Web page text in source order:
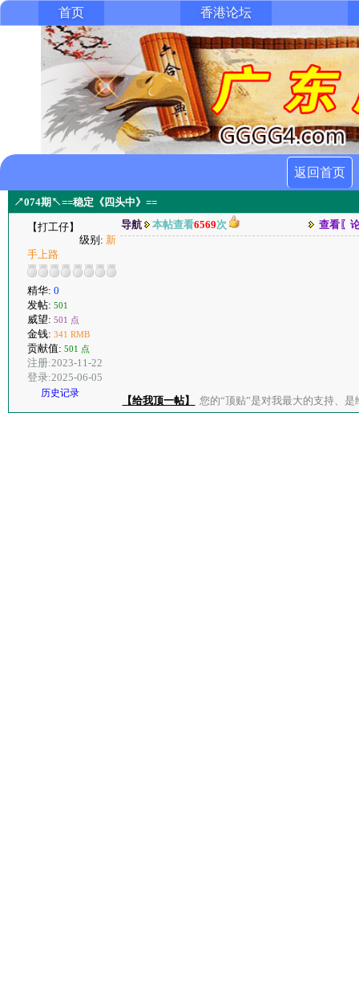
首页 香港论坛
返回首页
↗074期↖==稳定《四头中》==
【打工仔】
级别: 新
手上路
精华: 0
发帖: 501
威望: 501 点
金钱: 341 RMB
贡献值: 501 点
注册:2023-11-22
登录:2025-06-05
历史记录
导航 本帖查看6569次 查看〖
【给我顶一帖】 您的“顶贴”是对我最大的支持、